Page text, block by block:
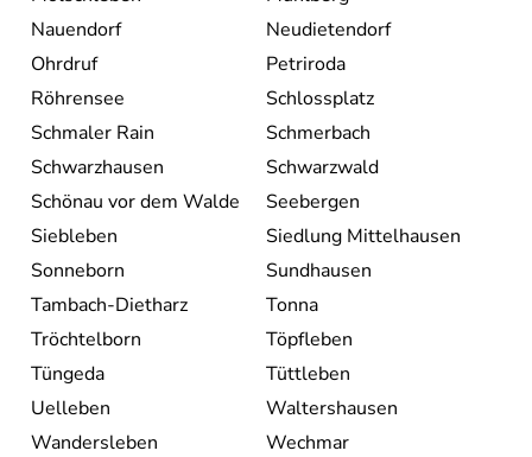
Nauendorf
Neudietendorf
Ohrdruf
Petriroda
Röhrensee
Schlossplatz
Schmaler Rain
Schmerbach
Schwarzhausen
Schwarzwald
Schönau vor dem Walde
Seebergen
Siebleben
Siedlung Mittelhausen
Sonneborn
Sundhausen
Tambach-Dietharz
Tonna
Tröchtelborn
Töpfleben
Tüngeda
Tüttleben
Uelleben
Waltershausen
Wandersleben
Wechmar